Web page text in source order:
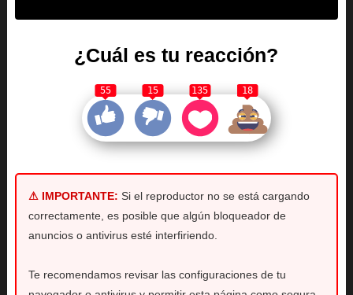
¿Cuál es tu reacción?
55 15 135 18
⚠ IMPORTANTE: Si el reproductor no se está cargando
correctamente, es posible que algún bloqueador de
anuncios o antivirus esté interfiriendo.
Te recomendamos revisar las configuraciones de tu